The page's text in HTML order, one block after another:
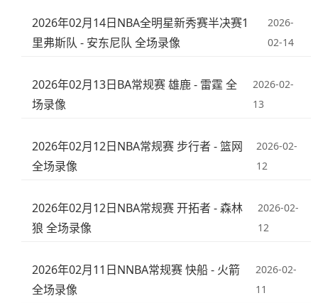
2026年02月14日NBA全明星新秀赛半决赛1
里弗斯队 - 安东尼队 全场录像
2026-
02-14
2026年02月13日BA常规赛 雄鹿 - 雷霆 全
场录像
2026-02-
13
2026年02月12日NBA常规赛 步行者 - 篮网
全场录像
2026-02-
12
2026年02月12日NBA常规赛 开拓者 - 森林
狼 全场录像
2026-02-
12
2026年02月11日NNBA常规赛 快船 - 火箭
全场录像
2026-02-
11